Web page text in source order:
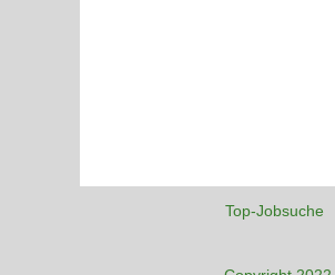
Top-Jobsuche